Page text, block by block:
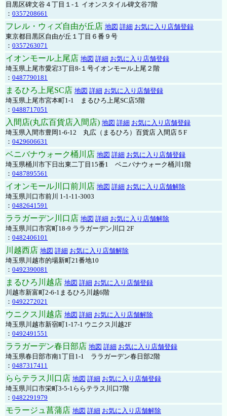
目黒区碑文谷４丁目１-１ イオンスタイル碑文谷7階
： 0357208661
フレル・ウィズ自由が丘店 地図 詳細 お気に入り店舗登録
東京都目黒区自由が丘１丁目６番９号
： 0357263071
イオンモール上尾店 地図 詳細 お気に入り店舗登録
埼玉県上尾市愛宕3丁目8-１号イオンモール上尾２階
： 0487790181
まるひろ上尾SC店 地図 詳細 お気に入り店舗登録
埼玉県上尾市宮本町1-1 まるひろ上尾SC店5階
： 0488717051
入間店(丸広百貨店入間店) 地図 詳細 お気に入り店舗登録
埼玉県入間市豊岡1-6-12 丸広（まるひろ）百貨店 入間店５F
： 0429606631
ベニバナウォーク桶川店 地図 詳細 お気に入り店舗登録
埼玉県桶川市下日出東二丁目15番1 ベニバナウォーク桶川1階
： 0487895561
イオンモール川口前川店 地図 詳細 お気に入り店舗解除
埼玉県川口市前川 1-1-11-3003
： 0482641591
ララガーデン川口店 地図 詳細 お気に入り店舗解除
埼玉県川口市宮町18-9 ララガーデン川口 2F
： 0482406101
川越西店 地図 詳細 お気に入り店舗解除
埼玉県川越市的場新町21番地10
： 0492390081
まるひろ川越店 地図 詳細 お気に入り店舗登録
川越市新富町2-6-1まるひろ川越6階
： 0492272021
ウニクス川越店 地図 詳細 お気に入り店舗解除
埼玉県川越市新宿町1-17-1 ウニクス川越2F
： 0492491551
ララガーデン春日部店 地図 詳細 お気に入り店舗登録
埼玉県春日部市南1丁目1-1 ララガーデン春日部2階
： 0487317411
ららテラス川口店 地図 詳細 お気に入り店舗登録
埼玉県川口市栄町3-5-1ららテラス川口7階
： 0482291979
モラージュ菖蒲店 地図 詳細 お気に入り店舗解除